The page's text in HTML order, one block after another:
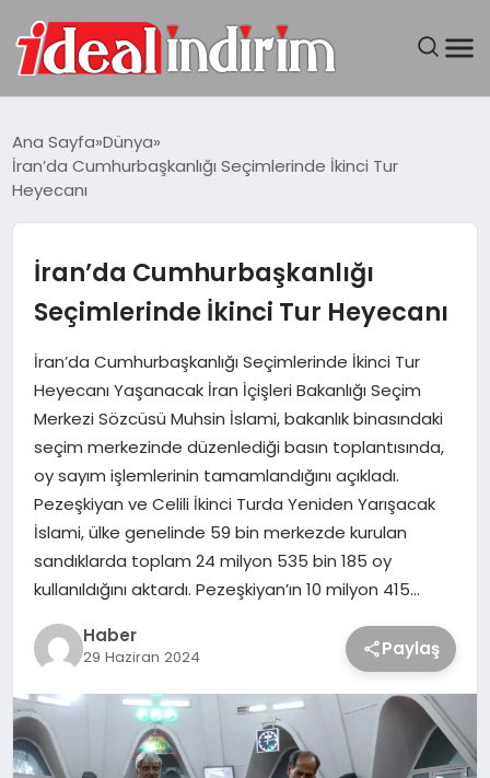
TEKNOLOJI
YAŞAM
Ana Sayfa Dünya
İran’da Cumhurbaşkanlığı Seçimlerinde İkinci Tur
Heyecanı
İran’da Cumhurbaşkanlığı
Seçimlerinde İkinci Tur Heyecanı
İran’da Cumhurbaşkanlığı Seçimlerinde İkinci Tur
Heyecanı Yaşanacak İran İçişleri Bakanlığı Seçim
Merkezi Sözcüsü Muhsin İslami, bakanlık binasındaki
seçim merkezinde düzenlediği basın toplantısında,
oy sayım işlemlerinin tamamlandığını açıkladı.
Pezeşkiyan ve Celili İkinci Turda Yeniden Yarışacak
İslami, ülke genelinde 59 bin merkezde kurulan
sandıklarda toplam 24 milyon 535 bin 185 oy
kullanıldığını aktardı. Pezeşkiyan’ın 10 milyon 415…
Haber
29 Haziran 2024 Paylaş